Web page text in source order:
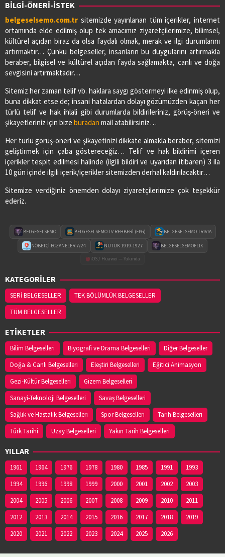
BİLGİ-ÖNERİ-İSTEK
belgeselsemo.com.tr sitemizde yayınlanan tüm içerikler, internet
ortamında elde edilmiş olup tek amacımız ziyaretçilerimize, bilimsel,
kültürel açıdan biraz da olsa faydalı olmak, merak ve ilgi durumlarını
artırmaktır… Çünkü belgeseller, insanların bu duygularını artırmakla
beraber, bilgisel ve kültürel açıdan fayda sağlamakta, canlı ve doğa
sevgisini artırmaktadır…
Sitemiz her zaman telif vb. haklara saygı göstermeyi ilke edinmiş olup,
buna dikkat etse de; insani hatalardan dolayı gözümüzden kaçan her
türlü telif ve hak ihlali gibi durumlarda bildirileriniz, görüş-öneri ve
şikayetleriniz için bize buradan mail atabilirsiniz…
Her türlü görüş-öneri ve şikayetinizi dikkate almakla beraber, sitemizi
geliştirmek için çaba göstereceğiz… Telif ve hak bildirimi içeren
içerikler tespit edilmesi halinde (ilgili bildiri ve uyarıdan itibaren) 3 ila
10 gün içinde ilgili içerik/içerikler sitemizden derhal kaldırılacaktır…
Sitemize verdiğiniz önemden dolayı ziyaretçilerimize çok teşekkür
ederiz.
BELGESELSEMO BELGESELSEMO TV REHBERİ (EPG) BELGESELSEMO TRIVIA
NÖBETÇİ ECZANELER 7/24 NUTUK 1919-1927
BELGESELSEMOFLIX
iOS / Huawei — Yakında
KATEGORİLER
SERİ BELGESELLER
TEK BÖLÜMLÜK BELGESELLER
TÜM BELGESELLER
ETİKETLER
Bilim Belgeselleri Biyografi ve Drama Belgeselleri
Diğer Belgeseller
Doğa & Canlı Belgeselleri
Eleştiri Belgeselleri
Eğitici Animasyon
Gezi-Kültür Belgeselleri
Gizem Belgeselleri
Sanayi-Teknoloji Belgeselleri
Savaş Belgeselleri
Sağlık ve Hastalık Belgeselleri
Spor Belgeselleri
Tarih Belgeselleri
Türk Tarihi
Uzay Belgeselleri Yakın Tarih Belgeselleri
YILLAR
1961 1964 1976 1978 1980 1985 1991
1993
1994
1996 1998 1999 2000 2001 2002
2003
2004
2005 2006 2007 2008 2009 2010
2011
2012
2013 2014 2015 2016 2017 2018
2019
2020
2021 2022 2023 2024 2025 2026